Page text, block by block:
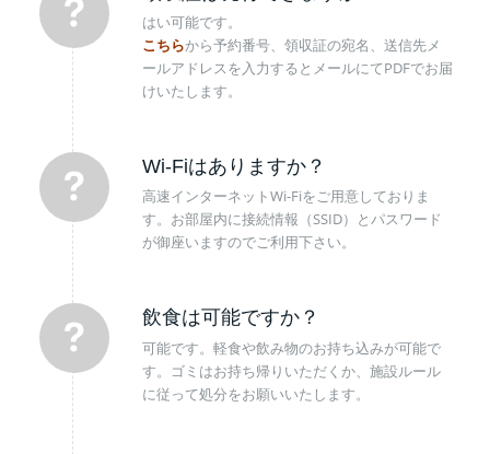
はい可能です。
こちらから予約番号、領収証の宛名、送信先メ
ールアドレスを入力するとメールにてPDFでお届
けいたします。
Wi-Fiはありますか？
高速インターネットWi-Fiをご用意しておりま
す。お部屋内に接続情報（SSID）とパスワード
が御座いますのでご利用下さい。
飲食は可能ですか？
可能です。軽食や飲み物のお持ち込みが可能で
す。ゴミはお持ち帰りいただくか、施設ルール
に従って処分をお願いいたします。